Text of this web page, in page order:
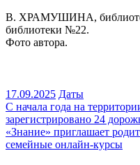
В. ХРАМУШИНА,
библиотеки №22.
Фото автора.
17.09.2025 Даты
Навигация
по
записям
С начала года на
зарегистрировано 24
«Знание» приглашает
семейные онлайн-курсы